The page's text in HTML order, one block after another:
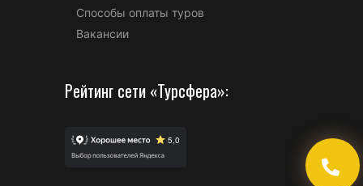
Способы оплаты туров
Вакансии
Рейтинг сети «Турсфера»: